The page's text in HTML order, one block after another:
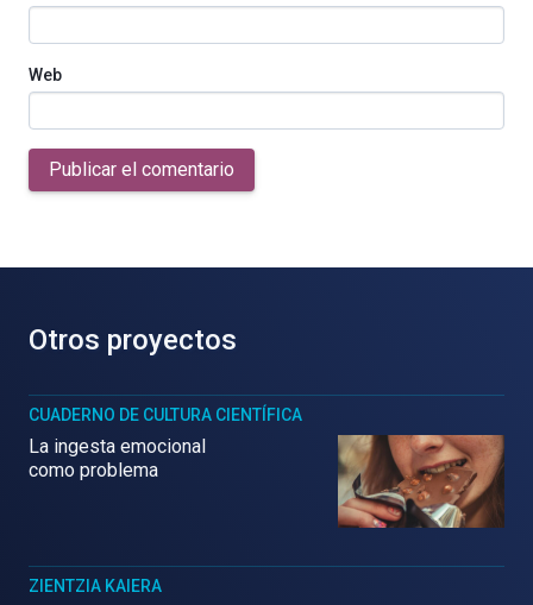
Web
Publicar el comentario
Otros proyectos
CUADERNO DE CULTURA CIENTÍFICA
La ingesta emocional
como problema
ZIENTZIA KAIERA